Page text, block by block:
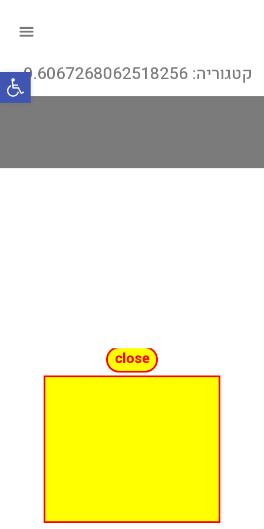
קטגוריה: 0.6067268062518256
close